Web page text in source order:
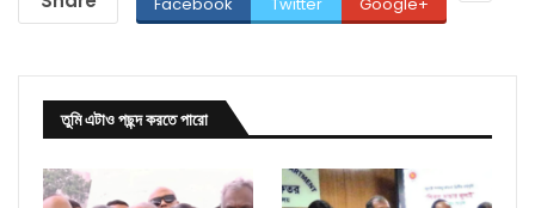
Facebook Twitter Google+
তুমি এটাও পছন্দ করতে পারো